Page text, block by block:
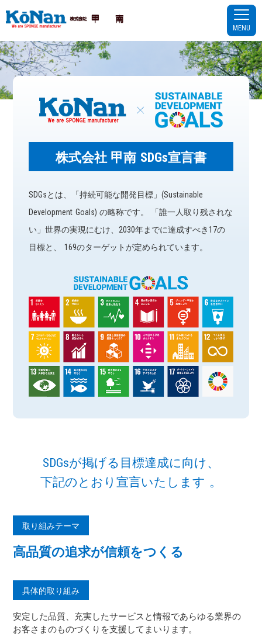
MENU
株式会社 甲南 SDGs宣⾔書
SDGsとは、「持続可能な開発⽬標」(Sustainable
Development Goals) の略称です。 「誰⼀⼈取り残されな
い」世界の実現にむけ、2030年までに達成すべき17の
⽬標と、 169のターゲットが定められています。
SDGsが掲げる⽬標達成に向け、
下記のとおり宣⾔いたします 。
取り組みテーマ
高品質の追求が信頼をつくる
具体的取り組み
安定した品質、充実したサービスと情報であらゆる業界の
お客さまのものづくりを支援してまいります。